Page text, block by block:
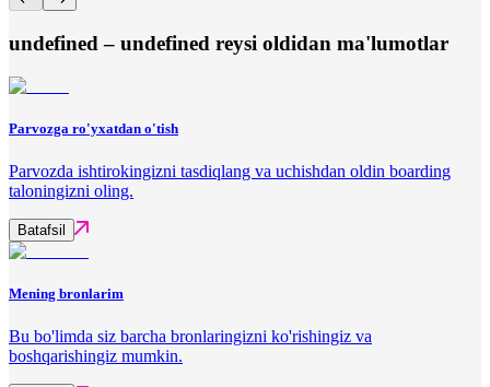
undefined – undefined reysi oldidan ma'lumotlar
Parvozga ro'yxatdan o'tish
Parvozda ishtirokingizni tasdiqlang va uchishdan oldin boarding
taloningizni oling.
Batafsil
Mening bronlarim
Bu bo'limda siz barcha bronlaringizni ko'rishingiz va
boshqarishingiz mumkin.